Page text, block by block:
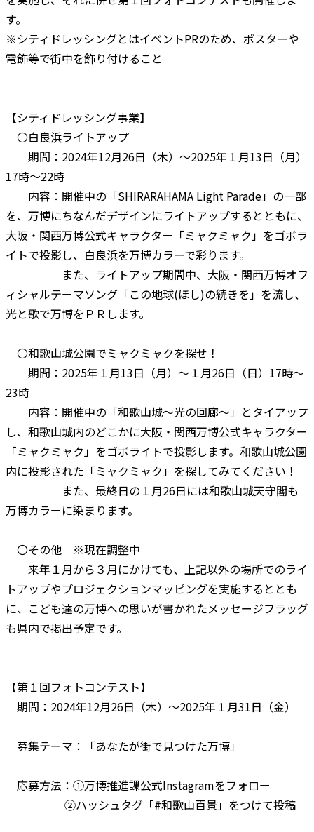
す。
※シティドレッシングとはイベントPRのため、ポスターや
電飾等で街中を飾り付けること
【シティドレッシング事業】
〇白良浜ライトアップ
期間：2024年12月26日（木）～2025年１月13日（月）
17時～22時
内容：開催中の「SHIRARAHAMA Light Parade」の一部
を、万博にちなんだデザインにライトアップするとともに、
大阪・関西万博公式キャラクター「ミャクミャク」をゴボラ
イトで投影し、白良浜を万博カラーで彩ります。
また、ライトアップ期間中、大阪・関西万博オフ
ィシャルテーマソング「この地球(ほし)の続きを」を流し、
光と歌で万博をＰＲします。
〇和歌山城公園でミャクミャクを探せ！
期間：2025年１月13日（月）～１月26日（日）17時～
23時
内容：開催中の「和歌山城～光の回廊～」とタイアップ
し、和歌山城内のどこかに大阪・関西万博公式キャラクター
「ミャクミャク」をゴボライトで投影します。和歌山城公園
内に投影された「ミャクミャク」を探してみてください！
また、最終日の１月26日には和歌山城天守閣も
万博カラーに染まります。
〇その他 ※現在調整中
来年１月から３月にかけても、上記以外の場所でのライ
トアップやプロジェクションマッピングを実施するととも
に、こども達の万博への思いが書かれたメッセージフラッグ
も県内で掲出予定です。
【第１回フォトコンテスト】
期間：2024年12月26日（木）～2025年１月31日（金）
募集テーマ：「あなたが街で見つけた万博」
応募方法：①万博推進課公式Instagramをフォロー
②ハッシュタグ「#和歌山百景」をつけて投稿